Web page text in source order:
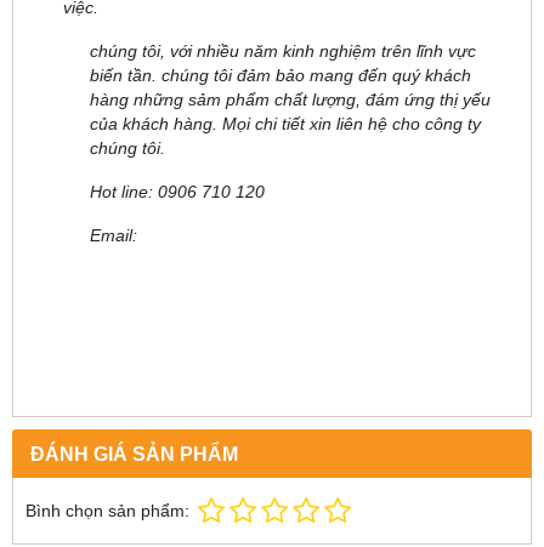
việc.
chúng tôi, với nhiều năm kinh nghiệm trên lĩnh vực
biến tần. chúng tôi đảm bảo mang đến quý khách
hàng những sảm phẩm chất lượng, đám ứng thị yếu
của khách hàng. Mọi chi tiết xin liên hệ cho công ty
chúng tôi.
Hot line: 0906 710 120
Email:
ĐÁNH GIÁ SẢN PHẨM
Bình chọn sản phẩm: